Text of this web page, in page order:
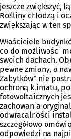
jeszcze zwiększyć,
Rośliny chłodzą i
zwiększając w ten
Właściciele
co do możliwości
swoich dachach.
pewne zmiany, a
Zabytków” nie
ochroną klimatu,
fotowoltaicznych
zachowania
odwracalności
szczegółowo
odpowiedzi na